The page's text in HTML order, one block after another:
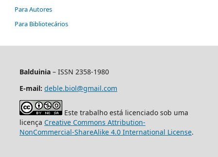
Para Autores
Para Bibliotecários
Balduinia – ISSN 2358-1980
E-mail: deble.biol@gmail.com
Este trabalho está licenciado sob uma
licença Creative Commons Attribution-
NonCommercial-ShareAlike 4.0 International License.